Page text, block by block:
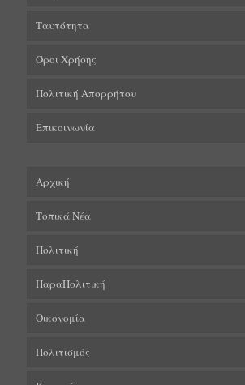
Ταυτότητα
Όροι Χρήσης
Πολιτική Απορρήτου
Επικοινωνία
Αρχική
Τοπικά Νέα
Πολιτική
ΠαραΠολιτική
Οικονομία
Πολιτισμός